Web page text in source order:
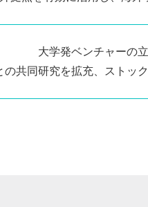
大学発ベンチャーの
の共同研究を拡充、ストッ